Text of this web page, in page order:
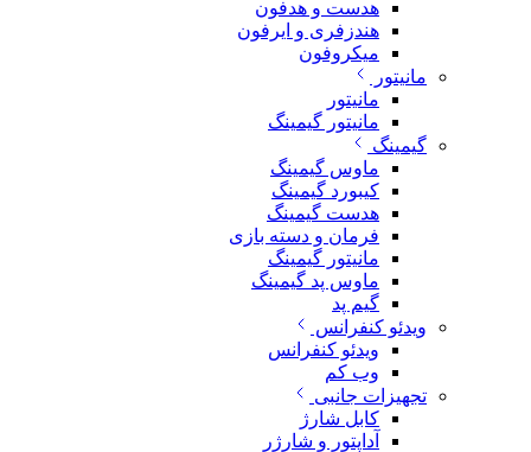
هدست و هدفون
هندزفری و ایرفون
میکروفون
مانیتور
مانیتور
مانیتور گیمینگ
گیمینگ
ماوس گیمینگ
کیبورد گیمینگ
هدست گیمینگ
فرمان و دسته بازی
مانیتور گیمینگ
ماوس پد گیمینگ
گیم پد
ویدئو کنفرانس
ویدئو کنفرانس
وب کم
تجهیزات جانبی
کابل شارژ
آداپتور و شارژر